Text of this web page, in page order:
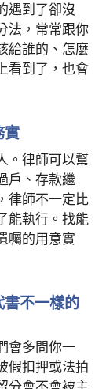
遇到了卻沒
法，常常跟你
給誰的、怎麼
看到了，也會
實
。律師可以幫
戶、存款繼
律師不一定比
能執行。找能
囑的用意實
不一樣的
會多問你一
假扣押或法拍